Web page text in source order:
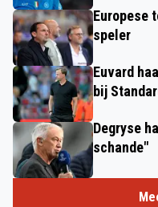
Europese
speler
Euvard
bij
Degryse
schande"